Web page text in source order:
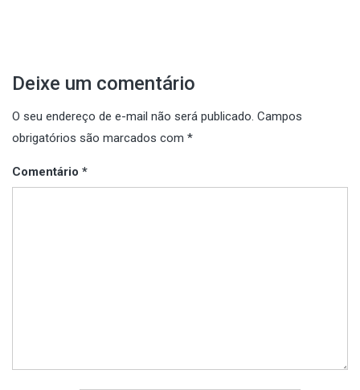
Deixe um comentário
O seu endereço de e-mail não será publicado. Campos
obrigatórios são marcados com *
Comentário *